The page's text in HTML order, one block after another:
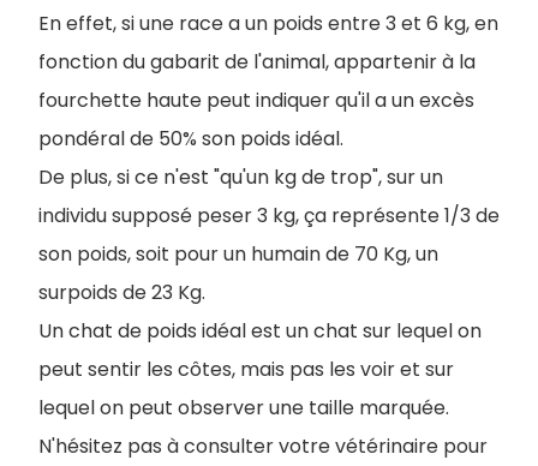
En effet, si une race a un poids entre 3 et 6 kg, en
fonction du gabarit de l'animal, appartenir à la
fourchette haute peut indiquer qu'il a un excès
pondéral de 50% son poids idéal.
De plus, si ce n'est "qu'un kg de trop", sur un
individu supposé peser 3 kg, ça représente 1/3 de
son poids, soit pour un humain de 70 Kg, un
surpoids de 23 Kg.
Un chat de poids idéal est un chat sur lequel on
peut sentir les côtes, mais pas les voir et sur
lequel on peut observer une taille marquée.
N'hésitez pas à consulter votre vétérinaire pour